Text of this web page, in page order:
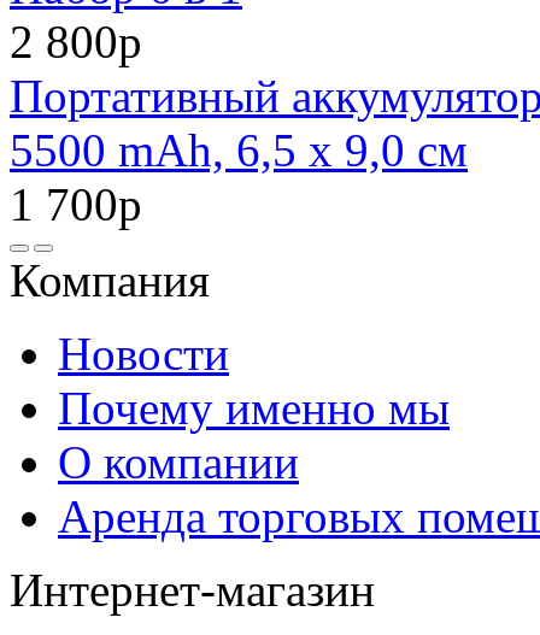
2 800р
Портативный
5500 mAh, 6,5 х 9,0 см
1 700р
Компания
Новости
Почему именно мы
О компании
Аренда торговых
Интернет-магазин